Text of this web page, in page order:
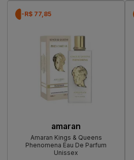
-R$ 77,85
amaran
Amaran Kings & Queens
Phenomena Eau De Parfum
Unissex